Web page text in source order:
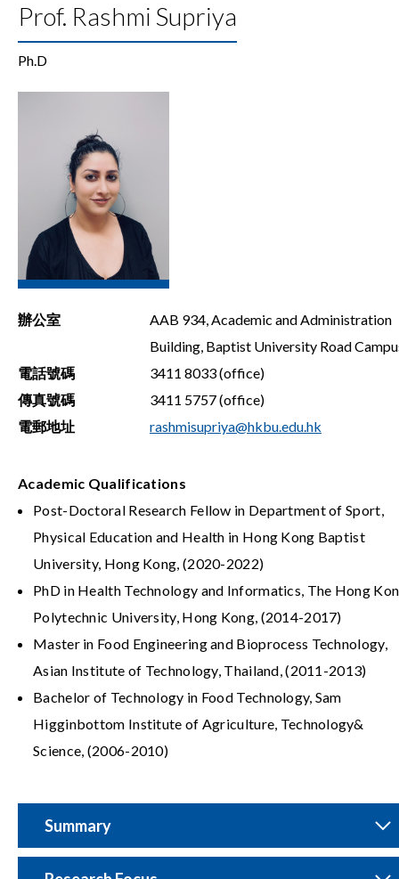
Prof. Rashmi Supriya
Ph.D
辦公室
AAB 934, Academic and Administration
Building, Baptist University Road
電話號碼
3411 8033 (office)
傳真號碼
3411 5757 (office)
電郵地址
rashmisupriya@hkbu.edu.hk
Academic Qualifications
Post-Doctoral Research Fellow in Department of Sport,
Physical Education and Health in Hong Kong Baptist
University, Hong Kong, (2020-2022)
PhD in Health Technology and Informatics, The Hong
Polytechnic University, Hong Kong, (2014-2017)
Master in Food Engineering and Bioprocess Technology,
Asian Institute of Technology, Thailand, (2011-2013)
Bachelor of Technology in Food Technology, Sam
Higginbottom Institute of Agriculture, Technology&
Science, (2006-2010)
Summary